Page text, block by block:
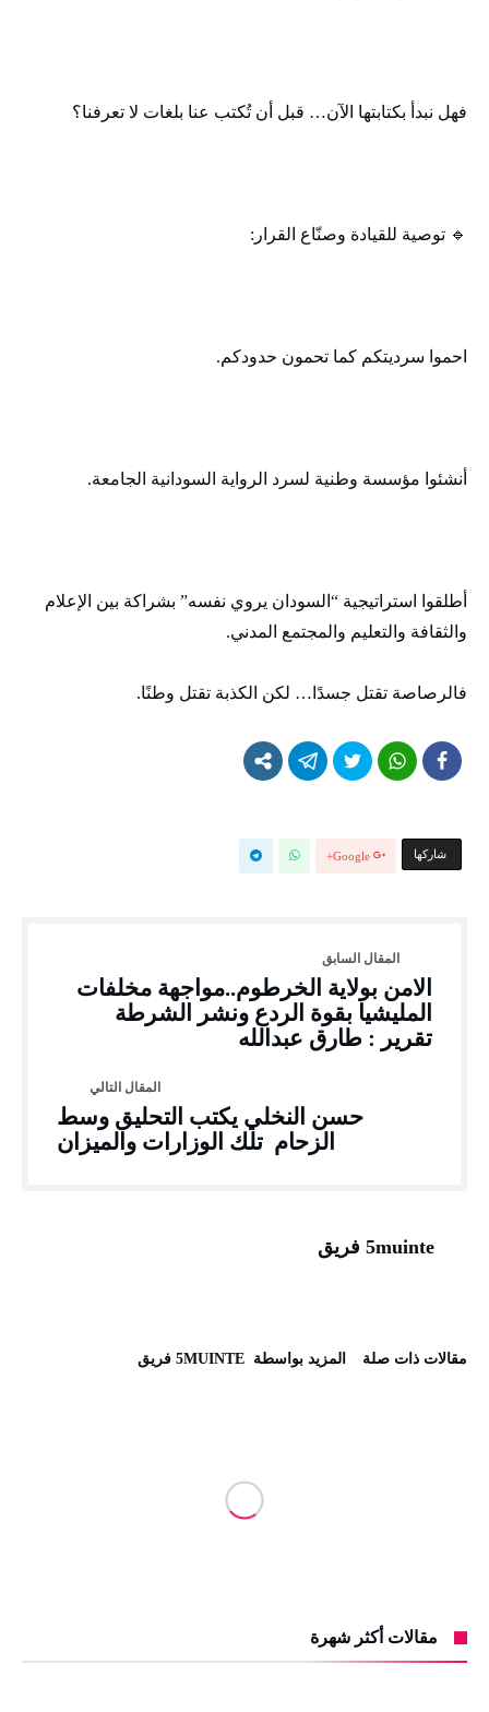
فهل نبدأ بكتابتها الآن… قبل أن تُكتب عنا بلغات لا تعرفنا؟
🔹 توصية للقيادة وصنّاع القرار:
احموا سرديتكم كما تحمون حدودكم.
أنشئوا مؤسسة وطنية لسرد الرواية السودانية الجامعة.
أطلقوا استراتيجية “السودان يروي نفسه” بشراكة بين الإعلام
والثقافة والتعليم والمجتمع المدني.
فالرصاصة تقتل جسدًا… لكن الكذبة تقتل وطنًا.
‫‫ شاركها‬ Google+
الامن بولاية الخرطوم..مواجهة مخلفات
المليشيا بقوة الردع ونشر الشرطة
تقرير : طارق عبدالله
حسن النخلي يكتب التحليق وسط
الزحام تلك الوزارات والميزان
5muinte فريق
‫مقالات ذات صلة‬ ‫‫المزيد بواسطة‬ ‬ 5MUINTE فريق
مقالات أكثر شهرة